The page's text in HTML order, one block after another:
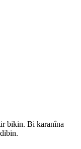
bikin. Bi karanîna